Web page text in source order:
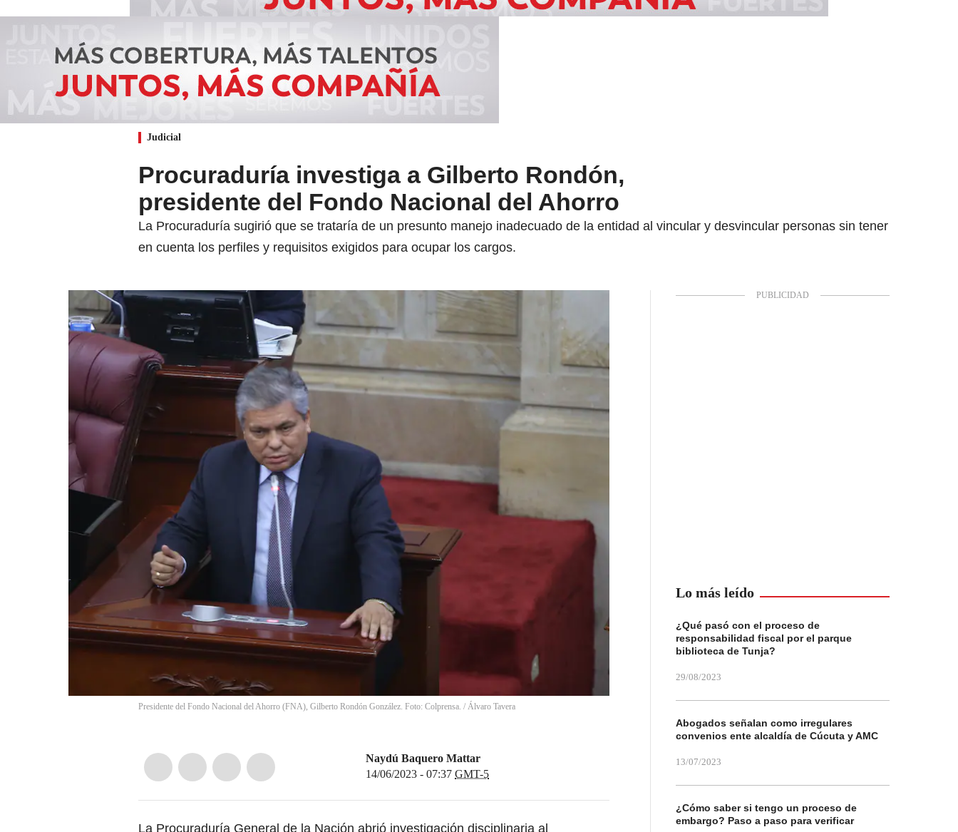
Judicial
Procuraduría investiga a Gilberto Rondón,
presidente del Fondo Nacional del Ahorro
La Procuraduría sugirió que se trataría de un presunto manejo inadecuado de la entidad al vincular y desvincular personas sin tener
en cuenta los perfiles y requisitos exigidos para ocupar los cargos.
Presidente del Fondo Nacional del Ahorro (FNA), Gilberto Rondón González. Foto: Colprensa. / Álvaro Tavera
Naydú Baquero Mattar
14/06/2023 - 07:37 GMT-5
La Procuraduría General de la Nación abrió investigación disciplinaria al
Lo más leído
¿Qué pasó con el proceso de
responsabilidad fiscal por el parque
biblioteca de Tunja?
29/08/2023
Abogados señalan como irregulares
convenios ente alcaldía de Cúcuta y AMC
13/07/2023
¿Cómo saber si tengo un proceso de
embargo? Paso a paso para verificar